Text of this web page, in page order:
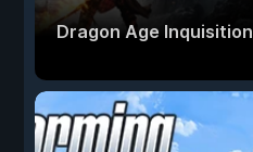
Dragon Age Inquisition